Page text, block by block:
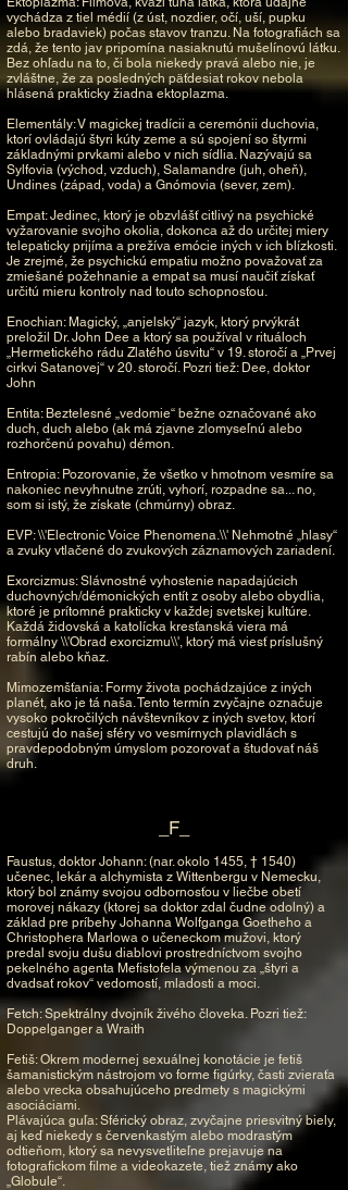
vychádza z tiel médií (z úst, nozdier, očí, uší, pupku
alebo bradaviek) počas stavov tranzu. Na fotografiách sa
zdá, že tento jav pripomína nasiaknutú mušelínovú látku.
Bez ohľadu na to, či bola niekedy pravá alebo nie, je
zvláštne, že za posledných päťdesiat rokov nebola
hlásená prakticky žiadna ektoplazma.
Elementály: V magickej tradícii a ceremónii duchovia,
ktorí ovládajú štyri kúty zeme a sú spojení so štyrmi
základnými prvkami alebo v nich sídlia. Nazývajú sa
Sylfovia (východ, vzduch), Salamandre (juh, oheň),
Undines (západ, voda) a Gnómovia (sever, zem).
Empat: Jedinec, ktorý je obzvlášť citlivý na psychické
vyžarovanie svojho okolia, dokonca až do určitej miery
telepaticky prijíma a prežíva emócie iných v ich blízkosti.
Je zrejmé, že psychickú empatiu možno považovať za
zmiešané požehnanie a empat sa musí naučiť získať
určitú mieru kontroly nad touto schopnosťou.
Enochian: Magický, „anjelský“ jazyk, ktorý prvýkrát
preložil Dr. John Dee a ktorý sa používal v rituáloch
„Hermetického rádu Zlatého úsvitu“ v 19. storočí a „Prvej
cirkvi Satanovej“ v 20. storočí. Pozri tiež: Dee, doktor
John
Entita: Beztelesné „vedomie“ bežne označované ako
duch, duch alebo (ak má zjavne zlomyseľnú alebo
rozhorčenú povahu) démon.
Entropia: Pozorovanie, že všetko v hmotnom vesmíre sa
nakoniec nevyhnutne zrúti, vyhorí, rozpadne sa... no,
som si istý, že získate (chmúrny) obraz.
EVP: \\'Electronic Voice Phenomena.\\' Nehmotné „hlasy“
a zvuky vtlačené do zvukových záznamových zariadení.
Exorcizmus: Slávnostné vyhostenie napadajúcich
duchovných/démonických entít z osoby alebo obydlia,
ktoré je prítomné prakticky v každej svetskej kultúre.
Každá židovská a katolícka kresťanská viera má
formálny \\'Obrad exorcizmu\\', ktorý má viesť príslušný
rabín alebo kňaz.
Mimozemšťania: Formy života pochádzajúce z iných
planét, ako je tá naša. Tento termín zvyčajne označuje
vysoko pokročilých návštevníkov z iných svetov, ktorí
cestujú do našej sféry vo vesmírnych plavidlách s
pravdepodobným úmyslom pozorovať a študovať náš
druh.
_F_
Faustus, doktor Johann: (nar. okolo 1455, † 1540)
učenec, lekár a alchymista z Wittenbergu v Nemecku,
ktorý bol známy svojou odbornosťou v liečbe obetí
morovej nákazy (ktorej sa doktor zdal čudne odolný) a
základ pre príbehy Johanna Wolfganga Goetheho a
Christophera Marlowa o učeneckom mužovi, ktorý
predal svoju dušu diablovi prostredníctvom svojho
pekelného agenta Mefistofela výmenou za „štyri a
dvadsať rokov“ vedomostí, mladosti a moci.
Fetch: Spektrálny dvojník živého človeka. Pozri tiež:
Doppelganger a Wraith
Fetiš: Okrem modernej sexuálnej konotácie je fetiš
šamanistickým nástrojom vo forme figúrky, časti zvieraťa
alebo vrecka obsahujúceho predmety s magickými
asociáciami.
Plávajúca guľa: Sférický obraz, zvyčajne priesvitný biely,
aj keď niekedy s červenkastým alebo modrastým
odtieňom, ktorý sa nevysvetliteľne prejavuje na
fotografickom filme a videokazete, tiež známy ako
„Globule“.